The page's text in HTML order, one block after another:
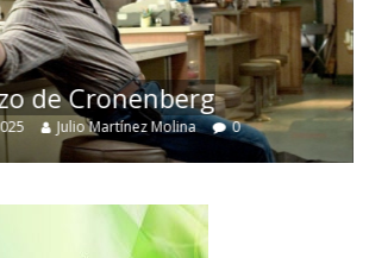
de Cronenberg
Julio Martínez Molina 0